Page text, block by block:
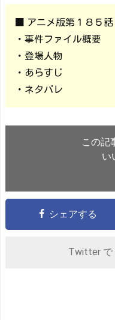
■ アニメ版第１８５話
・事件ファイル概要
・登場人物
・あらすじ
・ネタバレ
この記
い
シェアする
Twitter で